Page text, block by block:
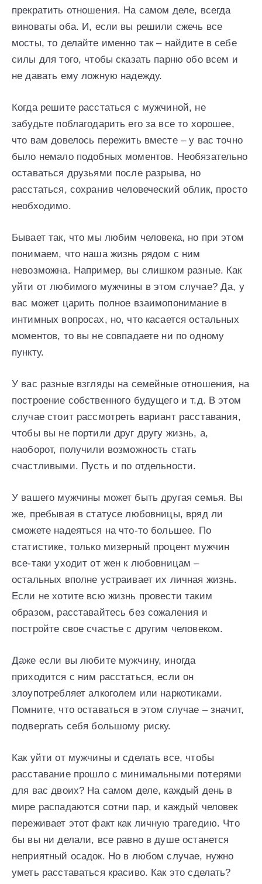
прекратить отношения. На самом деле, всегда
виноваты оба. И, если вы решили сжечь все
мосты, то делайте именно так – найдите в себе
силы для того, чтобы сказать парню обо всем и
не давать ему ложную надежду.
Когда решите расстаться с мужчиной, не
забудьте поблагодарить его за все то хорошее,
что вам довелось пережить вместе – у вас точно
было немало подобных моментов. Необязательно
оставаться друзьями после разрыва, но
расстаться, сохранив человеческий облик, просто
необходимо.
Бывает так, что мы любим человека, но при этом
понимаем, что наша жизнь рядом с ним
невозможна. Например, вы слишком разные. Как
уйти от любимого мужчины в этом случае? Да, у
вас может царить полное взаимопонимание в
интимных вопросах, но, что касается остальных
моментов, то вы не совпадаете ни по одному
пункту.
У вас разные взгляды на семейные отношения, на
построение собственного будущего и т.д. В этом
случае стоит рассмотреть вариант расставания,
чтобы вы не портили друг другу жизнь, а,
наоборот, получили возможность стать
счастливыми. Пусть и по отдельности.
У вашего мужчины может быть другая семья. Вы
же, пребывая в статусе любовницы, вряд ли
сможете надеяться на что-то большее. По
статистике, только мизерный процент мужчин
все-таки уходит от жен к любовницам –
остальных вполне устраивает их личная жизнь.
Если не хотите всю жизнь провести таким
образом, расставайтесь без сожаления и
постройте свое счастье с другим человеком.
Даже если вы любите мужчину, иногда
приходится с ним расстаться, если он
злоупотребляет алкоголем или наркотиками.
Помните, что оставаться в этом случае – значит,
подвергать себя большому риску.
Как уйти от мужчины и сделать все, чтобы
расставание прошло с минимальными потерями
для вас двоих? На самом деле, каждый день в
мире распадаются сотни пар, и каждый человек
переживает этот факт как личную трагедию. Что
бы вы ни делали, все равно в душе останется
неприятный осадок. Но в любом случае, нужно
уметь расставаться красиво. Как это сделать?